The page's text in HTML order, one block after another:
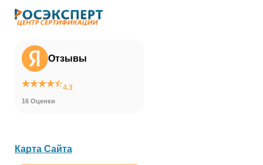
Отзывы
4.3
16 Оценки
Карта Сайта